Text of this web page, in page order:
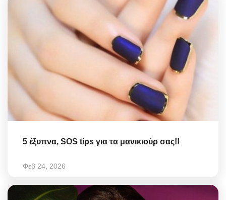
5 έξυπνα, SOS tips για τα μανικιούρ σας!!
Φεβ 24, 2026